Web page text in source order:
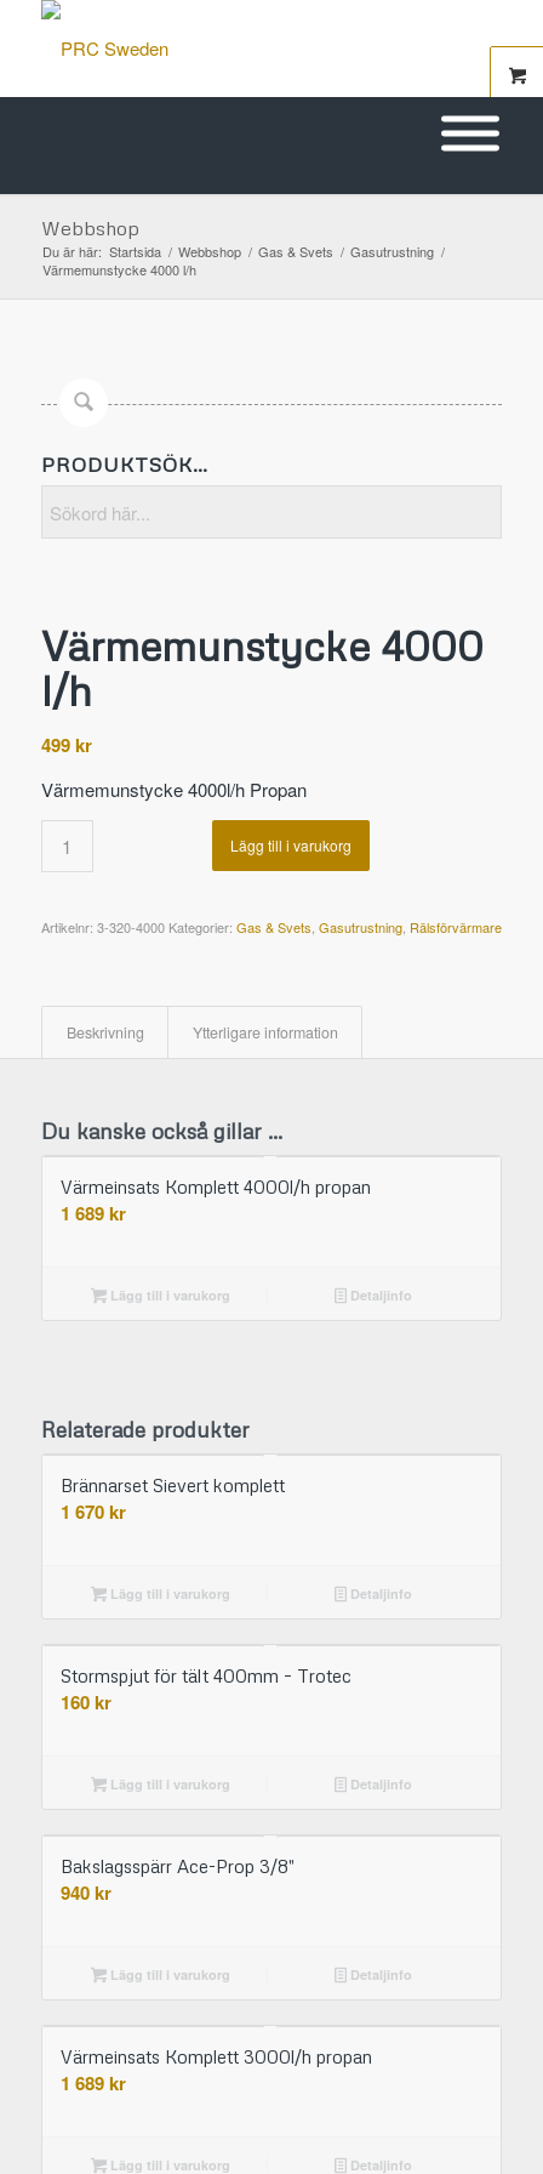
Webbshop
Du är här: Startsida / Webbshop / Gas & Svets / Gasutrustning /
Värmemunstycke 4000 l/h
PRODUKTSÖK…
Värmemunstycke 4000
l/h
499kr
Värmemunstycke 4000l/h Propan
Lägg till i varukorg
Artikelnr: 3-320-4000 Kategorier: Gas & Svets Gasutrustning, Rälsförvärmare
Beskrivning Ytterligare information
Du kanske också gillar …
Värmeinsats Komplett 4000l/h propan
1 689kr
Lägg till i varukorg Detaljinfo
Relaterade produkter
Brännarset Sievert komplett
1 670kr
Lägg till i varukorg Detaljinfo
Stormspjut för tält 400mm – Trotec
160kr
Lägg till i varukorg Detaljinfo
Bakslagsspärr Ace-Prop 3/8″
940kr
Lägg till i varukorg Detaljinfo
Värmeinsats Komplett 3000l/h propan
1 689kr
Lägg till i varukorg Detaljinfo